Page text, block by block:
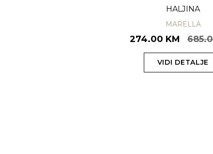
HALJINA
MARELLA
274.00 KM
VIDI DETALJE